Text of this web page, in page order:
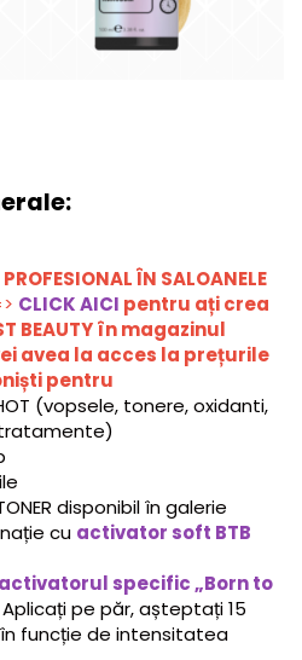
ÎN SALOANELE
CLICK AICI pentru ați crea
BEAUTY în magazinul
avea la acces la prețurile
pentru
(vopsele, tonere, oxidanti,
disponibil în galerie
cu activator soft BTB
activatorul specific „Born to
Aplicați pe păr, așteptați 15
funcție de intensitatea